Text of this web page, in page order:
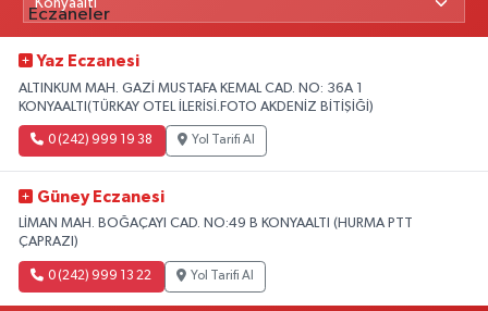
Yaz Eczanesi
ALTINKUM MAH. GAZİ MUSTAFA KEMAL CAD. NO: 36A 1
KONYAALTI(TÜRKAY OTEL İLERİSİ.FOTO AKDENİZ BİTİŞİĞİ)
0 (242) 999 19 38 Yol Tarifi Al
Güney Eczanesi
LİMAN MAH. BOĞAÇAYI CAD. NO:49 B KONYAALTI (HURMA PTT
ÇAPRAZI)
0 (242) 999 13 22 Yol Tarifi Al